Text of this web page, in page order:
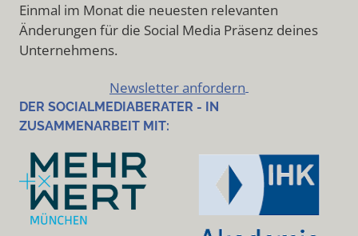
Einmal im Monat die neuesten relevanten
Änderungen für die Social Media Präsenz deines
Unternehmens.
Newsletter anfordern
DER SOCIALMEDIABERATER - IN
ZUSAMMENARBEIT MIT: